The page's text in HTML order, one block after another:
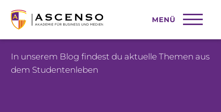
MENÜ
BLOG
In unserem Blog findest du aktuelle Themen aus
dem Studentenleben